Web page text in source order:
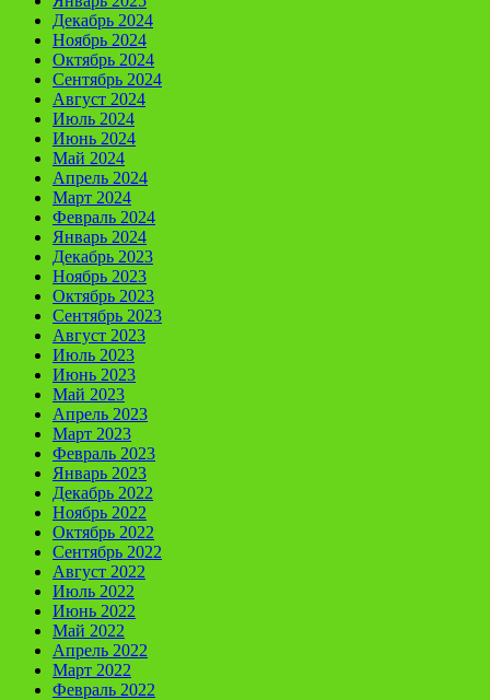
Декабрь 2024
Ноябрь 2024
Октябрь 2024
Сентябрь 2024
Август 2024
Июль 2024
Июнь 2024
Май 2024
Апрель 2024
Март 2024
Февраль 2024
Январь 2024
Декабрь 2023
Ноябрь 2023
Октябрь 2023
Сентябрь 2023
Август 2023
Июль 2023
Июнь 2023
Май 2023
Апрель 2023
Март 2023
Февраль 2023
Январь 2023
Декабрь 2022
Ноябрь 2022
Октябрь 2022
Сентябрь 2022
Август 2022
Июль 2022
Июнь 2022
Май 2022
Апрель 2022
Март 2022
Февраль 2022